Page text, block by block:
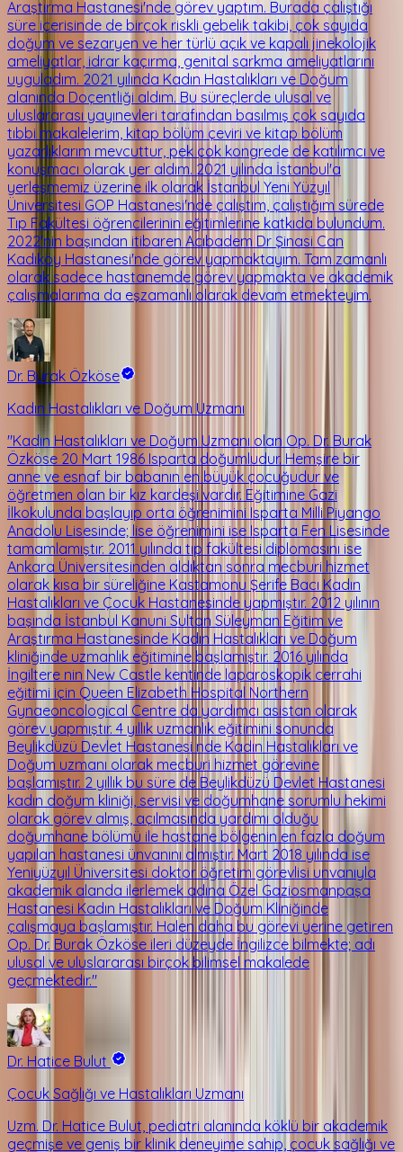
Araştırma Hastanesi'nde görev yaptım. Burada çalıştığı
süre içerisinde de birçok riskli gebelik takibi, çok sayıda
doğum ve sezaryen ve her türlü açık ve kapalı jinekolojik
ameliyatlar, idrar kaçırma, genital sarkma ameliyatlarını
uyguladım. 2021 yılında Kadın Hastalıkları ve Doğum
alanında Doçentliği aldım. Bu süreçlerde ulusal ve
uluslararası yayınevleri tarafından basılmış çok sayıda
tıbbi makalelerim, kitap bölüm çeviri ve kitap bölüm
yazarlıklarım mevcuttur, pek çok kongrede de katılımcı ve
konuşmacı olarak yer aldım. 2021 yılında İstanbul'a
yerleşmemiz üzerine ilk olarak İstanbul Yeni Yüzyıl
Üniversitesi GOP Hastanesi'nde çalıştım, çalıştığım sürede
Tıp Fakültesi öğrencilerinin eğitimlerine katkıda bulundum.
2022'nin başından itibaren Acıbadem Dr Şinasi Can
Kadıköy Hastanesi'nde görev yapmaktayım. Tam zamanlı
olarak sadece hastanemde görev yapmakta ve akademik
çalışmalarıma da eşzamanlı olarak devam etmekteyim.
Dr. Burak Özköse
Kadın Hastalıkları ve Doğum Uzmanı
"Kadın Hastalıkları ve Doğum Uzmanı olan Op. Dr. Burak
Özköse 20 Mart 1986 Isparta doğumludur. Hemşire bir
anne ve esnaf bir babanın en büyük çocuğudur ve
öğretmen olan bir kız kardeşi vardır. Eğitimine Gazi
İlkokulunda başlayıp orta öğrenimini Isparta Milli Piyango
Anadolu Lisesinde; lise öğrenimini ise Isparta Fen Lisesinde
tamamlamıştır. 2011 yılında tıp fakültesi diplomasını ise
Ankara Üniversitesinden aldıktan sonra mecburi hizmet
olarak kısa bir süreliğine Kastamonu Şerife Bacı Kadın
Hastalıkları ve Çocuk Hastanesinde yapmıştır. 2012 yılının
başında İstanbul Kanuni Sultan Süleyman Eğitim ve
Araştırma Hastanesinde Kadın Hastalıkları ve Doğum
kliniğinde uzmanlık eğitimine başlamıştır. 2016 yılında
İngiltere nin New Castle kentinde laparoskopik cerrahi
eğitimi için Queen Elizabeth Hospital Northern
Gynaeoncological Centre da yardımcı asistan olarak
görev yapmıştır. 4 yıllık uzmanlık eğitimini sonunda
Beylikdüzü Devlet Hastanesi nde Kadın Hastalıkları ve
Doğum uzmanı olarak mecburi hizmet görevine
başlamıştır. 2 yıllık bu süre de Beylikdüzü Devlet Hastanesi
kadın doğum kliniği, servisi ve doğumhane sorumlu hekimi
olarak görev almış, açılmasında yardımı olduğu
doğumhane bölümü ile hastane bölgenin en fazla doğum
yapılan hastanesi ünvanını almıştır. Mart 2018 yılında ise
Yeniyüzyıl Üniversitesi doktor öğretim görevlisi unvanıyla
akademik alanda ilerlemek adına Özel Gaziosmanpaşa
Hastanesi Kadın Hastalıkları ve Doğum Kliniğinde
çalışmaya başlamıştır. Halen daha bu görevi yerine getiren
Op. Dr. Burak Özköse ileri düzeyde İngilizce bilmekte; adı
ulusal ve uluslararası birçok bilimsel makalede
geçmektedir."
Dr. Hatice Bulut
Çocuk Sağlığı ve Hastalıkları Uzmanı
Uzm. Dr. Hatice Bulut, pediatri alanında köklü bir akademik
geçmişe ve geniş bir klinik deneyime sahip, çocuk sağlığı ve